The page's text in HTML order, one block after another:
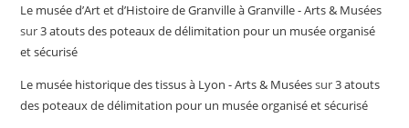
Le musée d’Art et d’Histoire de Granville à Granville - Arts & Musées
sur3 atouts des poteaux de délimitation pour un musée organisé
et sécurisé
Le musée historique des tissus à Lyon - Arts & Muséessur3 atouts
des poteaux de délimitation pour un musée organisé et sécurisé